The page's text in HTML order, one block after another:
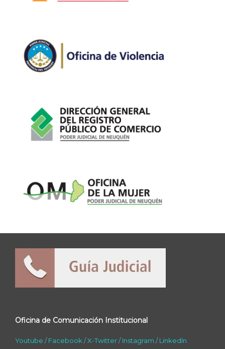
Oficina de Comunicación Institucional
Youtube /Facebook /X-Twitter/Instagram /LinkedIn